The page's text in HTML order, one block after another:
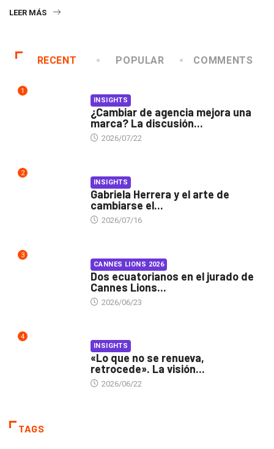
LEER MÁS
RECENT POPULAR COMMENTS
1
INSIGHTS
¿Cambiar de agencia mejora una
marca? La discusión...
2026/07/22
2
INSIGHTS
Gabriela Herrera y el arte de
cambiarse el...
2026/07/16
3
CANNES LIONS 2026
Dos ecuatorianos en el jurado de
Cannes Lions...
2026/06/23
4
INSIGHTS
«Lo que no se renueva,
retrocede». La visión...
2026/06/22
TAGS